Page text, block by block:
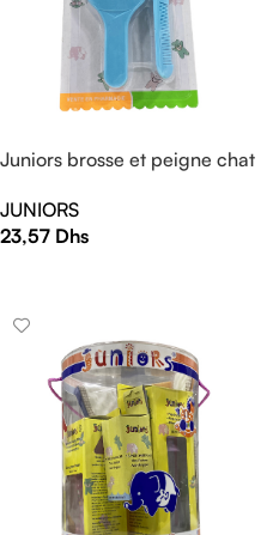
Juniors brosse et peigne chat
JUNIORS
23,57 Dhs